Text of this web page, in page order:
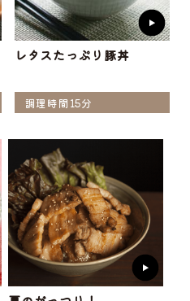
レタスたっぷり豚丼
調理時間15分